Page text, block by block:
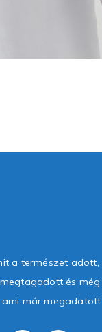
a természet adott,
és még
ami már megadatott.